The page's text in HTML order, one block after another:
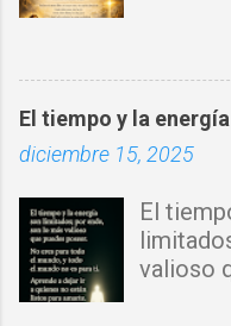
por
Que tus
mi
de Dios,
amarres
El tiempo y la
diciembre 15, 2025
El
valioso